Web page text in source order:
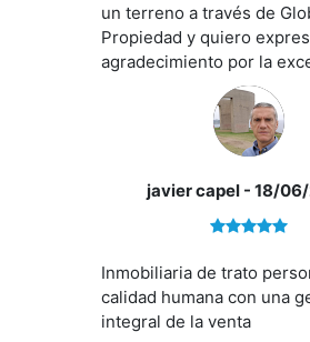
un terreno a través de
Propiedad y quiero
agradecimiento por la
atención recibida durante
gracias a Ana por su
cercanía y disposición para
facilitarme las cosas y
cada momento. Además,
intentando reducir al
gastos y haciendo que
proceso fuera más
javier capel - 18/
Inmobiliaria de trato
calidad humana con una
integral de la venta